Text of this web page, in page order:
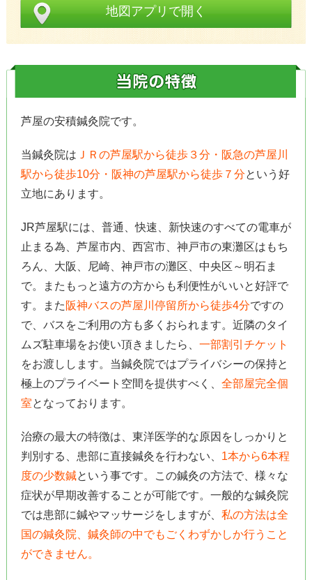
地図アプリで開く
芦屋の安積鍼灸院です。
当鍼灸院は ＪＲの芦屋駅から徒歩３分・阪急の芦屋川
駅から徒歩10分・阪神の芦屋駅から徒歩７分という好
立地にあります。
JR芦屋駅には、普通、快速、新快速のすべての電車が
止まる為、芦屋市内、西宮市、神戸市の東灘区はもち
ろん、大阪、尼崎、神戸市の灘区、中央区～明石ま
で。またもっと遠方の方からも利便性がいいと好評で
す。また 阪神バスの芦屋川停留所から徒歩4分ですの
で、バスをご利用の方も多くおられます。近隣のタイ
ムズ駐車場をお使い頂きましたら、 一部割引チケット
をお渡しします。当鍼灸院ではプライバシーの保持と
極上のプライベート空間を提供すべく、 全部屋完全個
室となっております。
治療の最大の特徴は、東洋医学的な原因をしっかりと
判別する、患部に直接鍼灸を行わない、 1本から6本程
度の少数鍼という事です。この鍼灸の方法で、様々な
症状が早期改善することが可能です。一般的な鍼灸院
では患部に鍼やマッサージをしますが、 私の方法は全
国の鍼灸院、鍼灸師の中でもごくわずかしか行うこと
ができません。